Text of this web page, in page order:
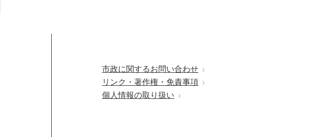
市政に関するお問い合わせ
リンク・著作権・免責事項
個人情報の取り扱い